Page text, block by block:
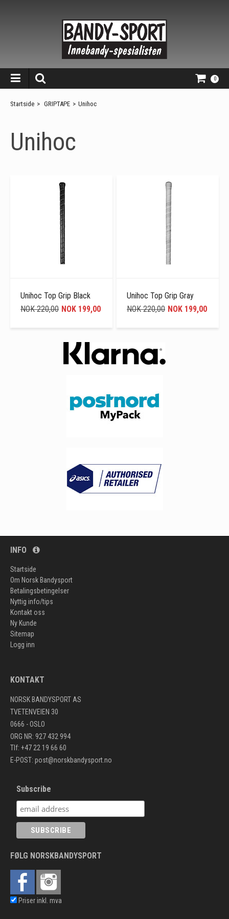
0
Startside > GRIPTAPE > Unihoc
Unihoc
Unihoc Top Grip Black
NOK 199,00
NOK 220,00
Unihoc Top Grip Gray
NOK 199,00
NOK 220,00
INFO
Startside
Om Norsk Bandysport
Betalingsbetingelser
Nyttig info/tips
Kontakt oss
Ny Kunde
Sitemap
Logg inn
KONTAKT
NORSK BANDYSPORT AS
TVETENVEIEN 30
0666 - OSLO
ORG NR: 927 432 994
Tlf: +47 22 19 66 60
E-POST: post@norskbandysport.no
Subscribe
FØLG NORSKBANDYSPORT
Priser inkl. mva